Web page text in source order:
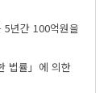
5년간 100억원을
법률」에 의한